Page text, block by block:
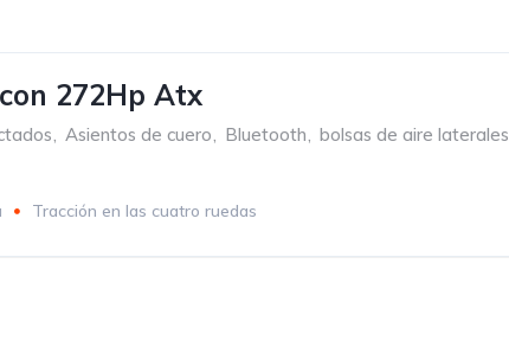
272Hp Atx
, Asientos de cuero, Bluetooth, bolsas de aire laterales
Tracción en las cuatro ruedas